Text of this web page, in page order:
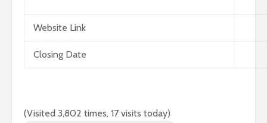
Website Link
Closing Date
(Visited 3,802 times, 17 visits today)